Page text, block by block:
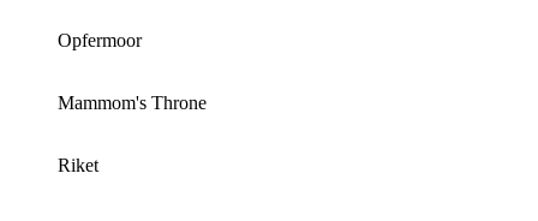
Opfermoor
Mammom's Throne
Riket